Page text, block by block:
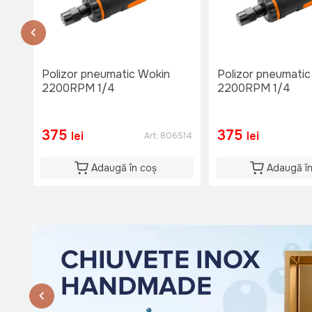
Disponibil
Lu-Vi: 08:00-18:00
Si: 08:00 - 15:00
Polizor pneumatic Wokin
2200RPM 1/4
375 lei Art: 806514
Adaugă în coș
Polizor
2200RPM 1/4
375 lei
Adaugă